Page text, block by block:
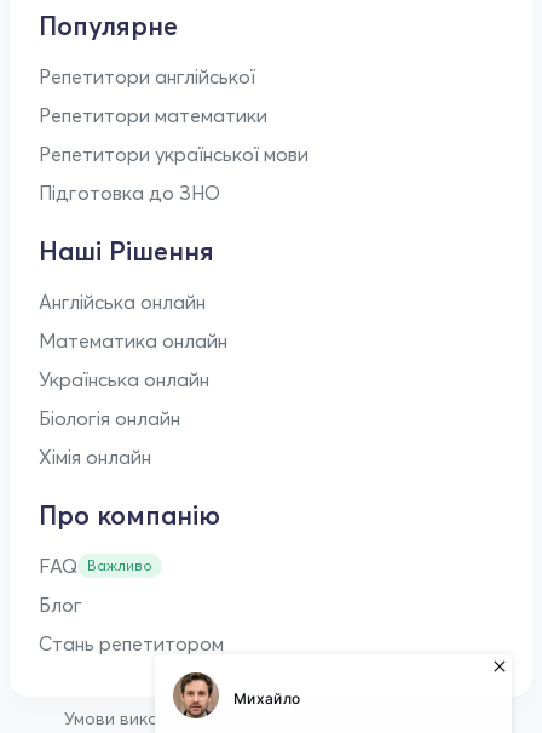
Популярне
Репетитори англійської
Репетитори математики
Репетитори української мови
Підготовка до ЗНО
Наші Рішення
Англійська онлайн
Математика онлайн
Українська онлайн
Біологія онлайн
Хімія онлайн
Про компанію
FAQ Важливо
Блог
Стань репетитором
Умови використання